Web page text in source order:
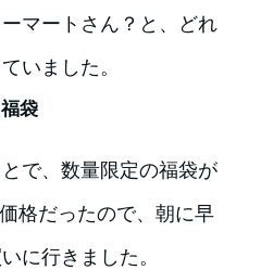
マートさん？と、どれ
いました。
袋
で、数量限定の福袋が
格だったので、朝に早
に行きました。